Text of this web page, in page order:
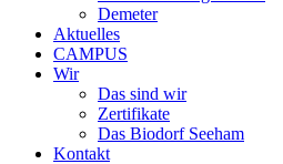
Demeter
Aktuelles
CAMPUS
Wir
Das sind wir
Zertifikate
Das Biodorf Seeham
Kontakt